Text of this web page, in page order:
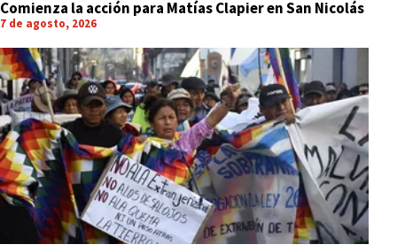
Comienza la acción para Matías Clapier en San Nicolás
7 de agosto, 2026